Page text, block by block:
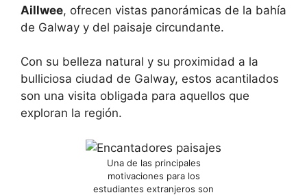
Aillwee, ofrecen vistas panorámicas de la bahía
de Galway y del paisaje circundante.
Con su belleza natural y su proximidad a la
bulliciosa ciudad de Galway, estos acantilados
son una visita obligada para aquellos que
exploran la región.
Una de las principales
motivaciones para los
estudiantes extranjeros son